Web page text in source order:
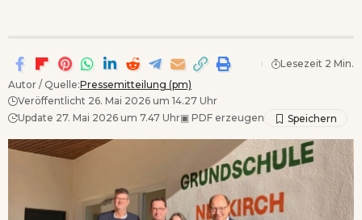
Autor / Quelle:Pressemitteilung (pm)
Veröffentlicht 26. Mai 2026 um 14.27 Uhr
Update 27. Mai 2026 um 7.47 Uhr▣ PDF erzeugen
Lesezeit 2 Min.